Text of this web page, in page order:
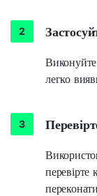
Виконуйте
легко